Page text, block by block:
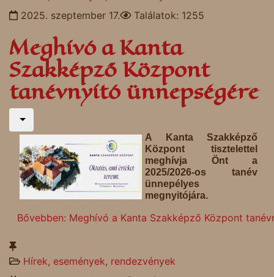
2025. szeptember 17.
Találatok: 1255
Meghívó a Kanta
Szakképző Központ
tanévnyító ünnepségére
A Kanta Szakképző
Központ tisztelettel
meghívja Önt a
2025/2026-os tanév
ünnepélyes
megnyitójára.
Bővebben: Meghívó a Kanta Szakképző Központ
Hírek, események, rendezvények